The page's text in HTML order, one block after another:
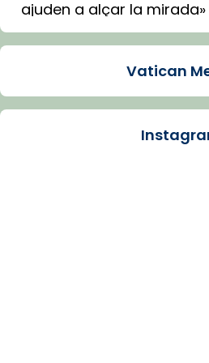
ajuden a alçar la mirada»
Mons. Sergi Gordo,
Santes de Mataró.
🔗tinyurl.com/cvu5jmbk
Vatican